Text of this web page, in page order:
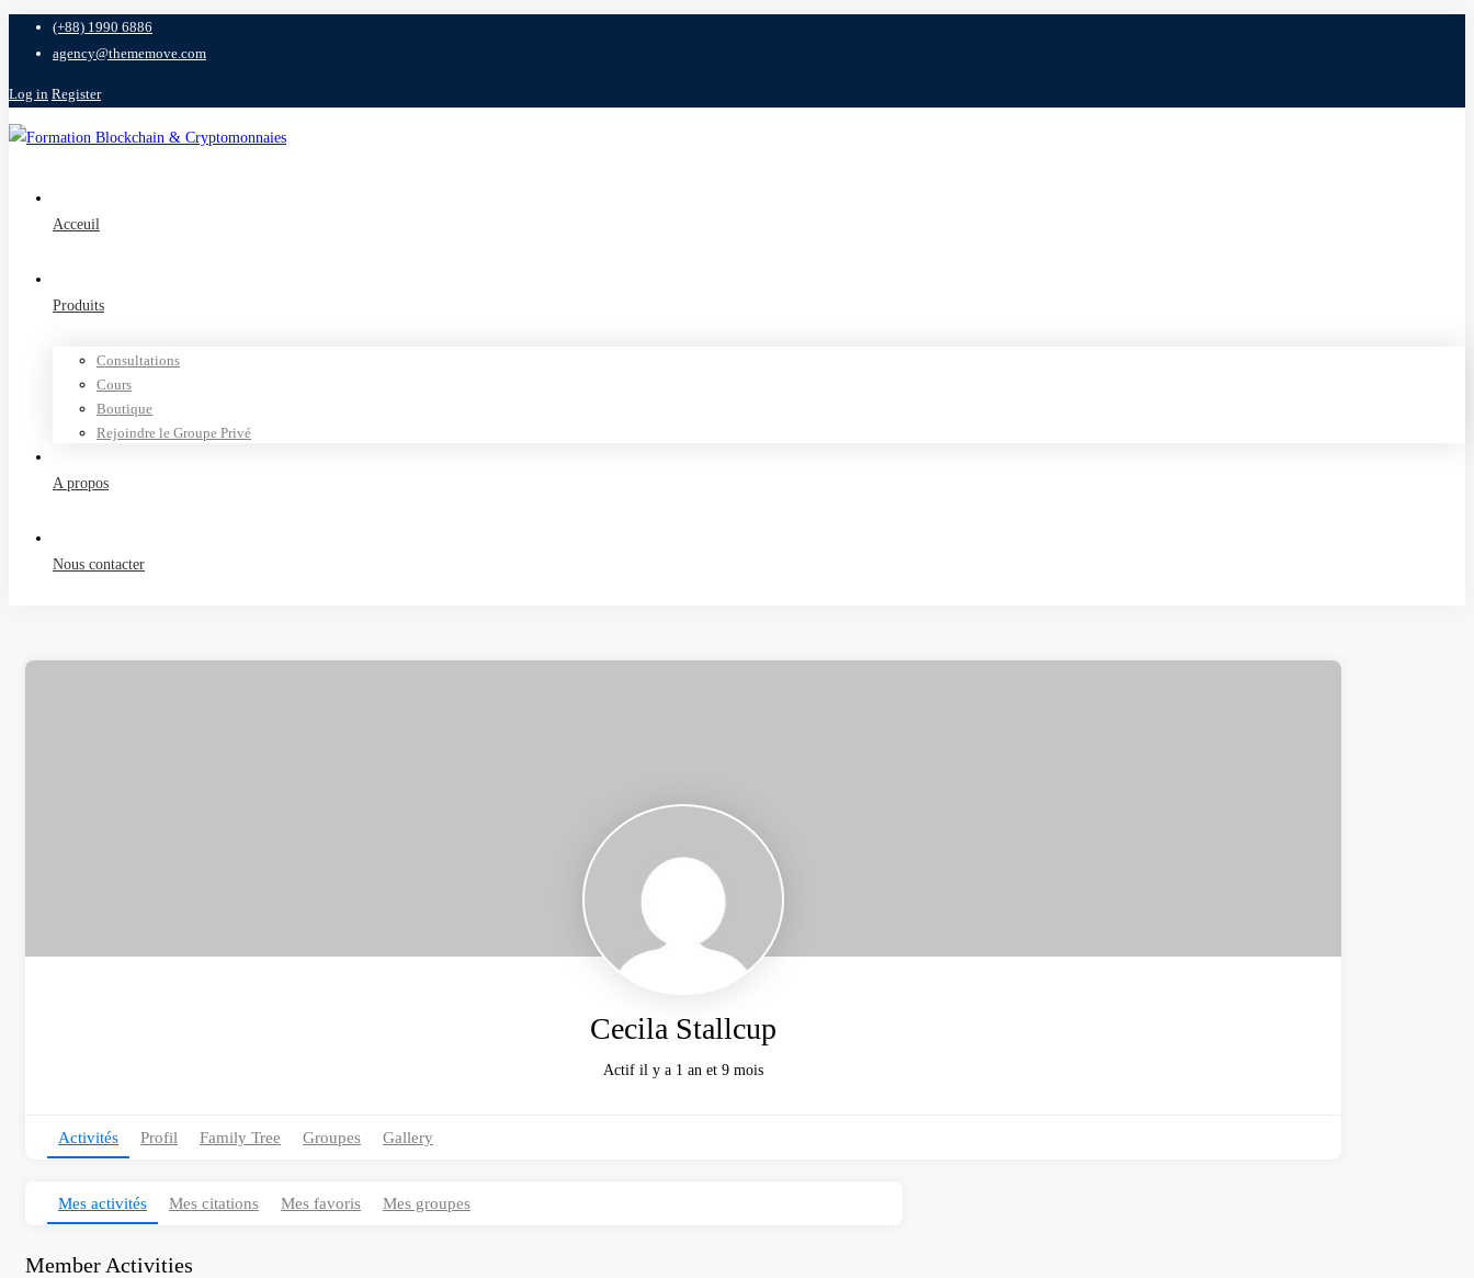
(+88) 1990 6886
agency@thememove.com
Log in Register
Acceuil
Produits
Consultations
Cours
Boutique
Rejoindre le Groupe Privé
A propos
Nous contacter
Cecila Stallcup
Actif il y a 1 an et 9 mois
Activités Profil Family Tree Groupes Gallery
Mes activités Mes citations Mes favoris Mes groupes
Member Activities